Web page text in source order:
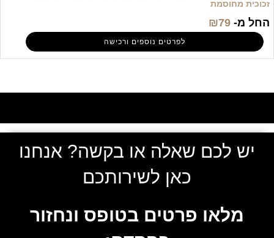
זכוכית מחוסמת
החל מ- ₪79
לפרטים נוספים ורכישה
יש לכם שאלה או בקשה? אנחנו
כאן לשירותכם
מלאו פרטים בטופס ונחזור